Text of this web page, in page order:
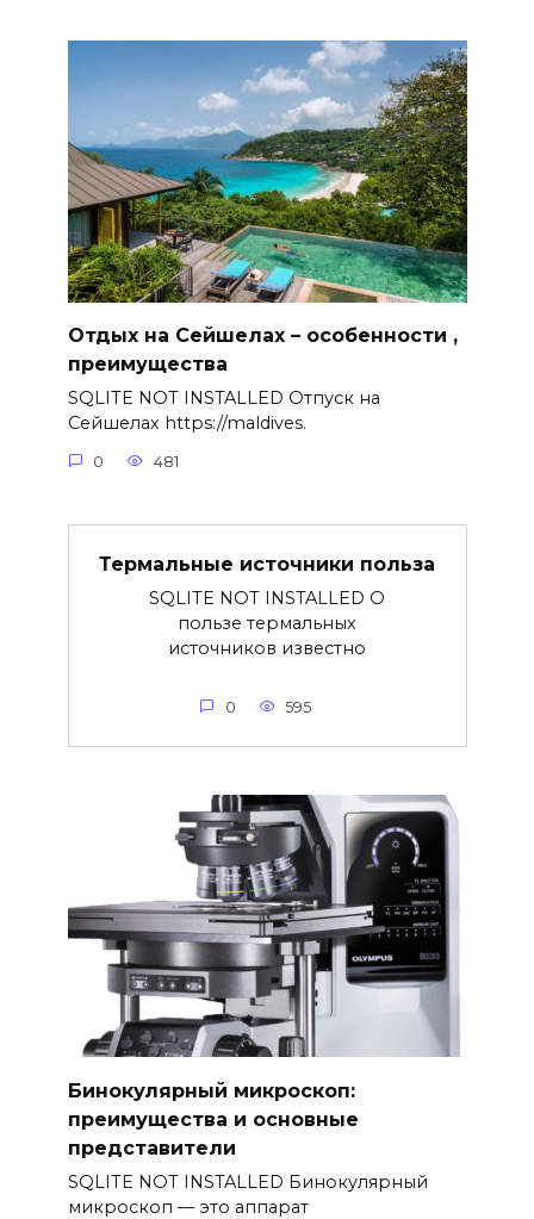
Отдых на Сейшелах – особенности ,
преимущества
SQLITE NOT INSTALLED Отпуск на
Сейшелах https://maldives.
0 481
Термальные источники польза
SQLITE NOT INSTALLED О
пользе термальных
источников известно
0 595
Бинокулярный микроскоп:
преимущества и основные
представители
SQLITE NOT INSTALLED Бинокулярный
микроскоп — это аппарат